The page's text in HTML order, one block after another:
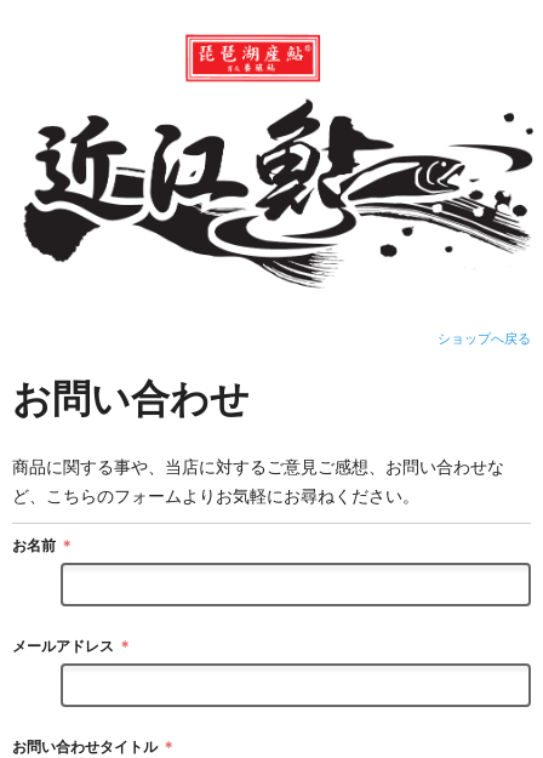
ショップへ戻る
お問い合わせ
商品に関する事や、当店に対するご意見ご感想、お問い合わせな
ど、こちらのフォームよりお気軽にお尋ねください。
お名前 ＊
メールアドレス ＊
お問い合わせタイトル ＊